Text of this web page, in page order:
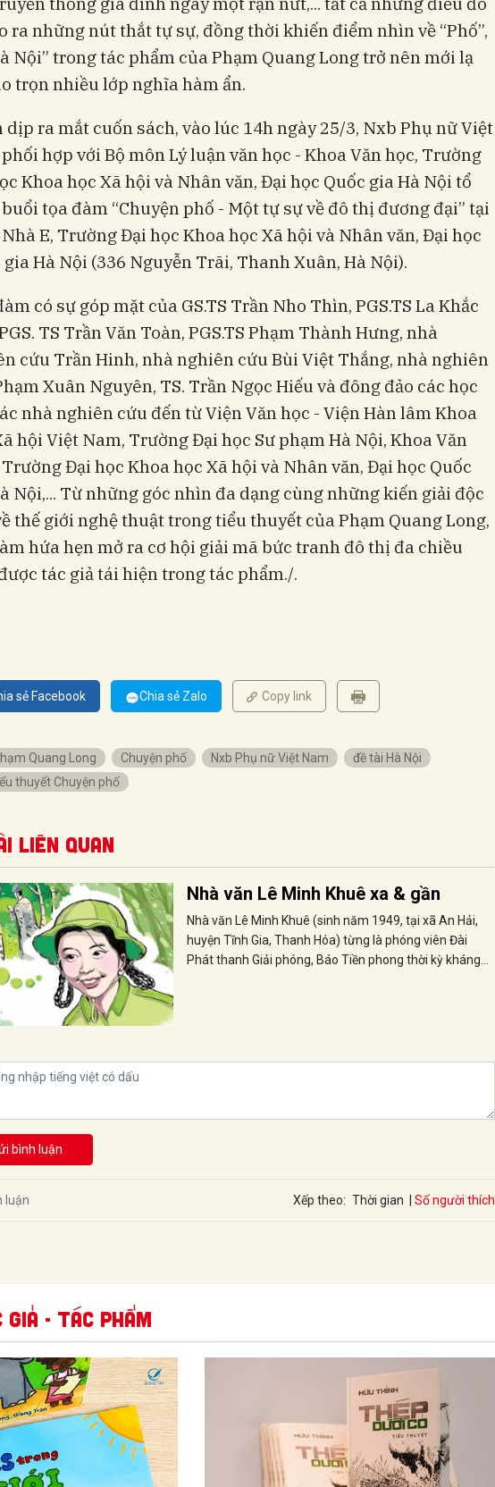
ra những nút thắt tự sự, đồng thời khiến điểm nhìn về “Phố”,
Nội” trong tác phẩm của Phạm Quang Long trở nên mới lạ
trọn nhiều lớp nghĩa hàm ẩn.
dịp ra mắt cuốn sách, vào lúc 14h ngày 25/3, Nxb Phụ nữ Việt
hợp với Bộ môn Lý luận văn học - Khoa Văn học, Trường
Khoa học Xã hội và Nhân văn, Đại học Quốc gia Hà Nội tổ
tọa đàm “Chuyện phố - Một tự sự về đô thị đương đại” tại
E, Trường Đại học Khoa học Xã hội và Nhân văn, Đại học
gia Hà Nội (336 Nguyễn Trãi, Thanh Xuân, Hà Nội).
có sự góp mặt của GS.TS Trần Nho Thìn, PGS.TS La Khắc
TS Trần Văn Toàn, PGS.TS Phạm Thành Hưng, nhà
cứu Trần Hinh, nhà nghiên cứu Bùi Việt Thắng, nhà nghiên
Xuân Nguyên, TS. Trần Ngọc Hiếu và đông đảo các học
nhà nghiên cứu đến từ Viện Văn học - Viện Hàn lâm Khoa
hội Việt Nam, Trường Đại học Sư phạm Hà Nội, Khoa Văn
Đại học Khoa học Xã hội và Nhân văn, Đại học Quốc
Nội,... Từ những góc nhìn đa dạng cùng những kiến giải độc
thế giới nghệ thuật trong tiểu thuyết của Phạm Quang Long,
hứa hẹn mở ra cơ hội giải mã bức tranh đô thị đa chiều
tác giả tái hiện trong tác phẩm./.
sẻ Facebook Chia sẻ Zalo Copy link
Quang Long Chuyện phố Nxb Phụ nữ Việt Nam
đề tài Hà Nội
thuyết Chuyện phố
liên quan
Nhà văn Lê Minh Khuê xa & gần
Nhà văn Lê Minh Khuê (sinh năm 1949, tại xã An Hải,
huyện Tĩnh Gia, Thanh Hóa) từng là phóng viên Đài
Phát thanh Giải phóng, Báo Tiền phong thời kỳ kháng
bình luận
luận Xếp theo: Thời gian Số người thích
- tác phẩm